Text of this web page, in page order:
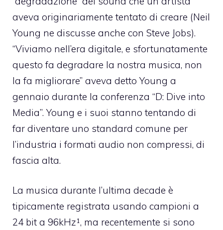
aveva originariamente tentato di creare (Neil
Young ne discusse anche con Steve Jobs).
“Viviamo nell’era digitale, e sfortunatamente
questo fa degradare la nostra musica, non
la fa migliorare” aveva detto Young a
gennaio durante la conferenza “D: Dive into
Media”. Young e i suoi stanno tentando di
far diventare uno standard comune per
l’industria i formati audio non compressi, di
fascia alta.
La musica durante l’ultima decade è
tipicamente registrata usando campioni a
24 bit a 96kHz¹, ma recentemente si sono